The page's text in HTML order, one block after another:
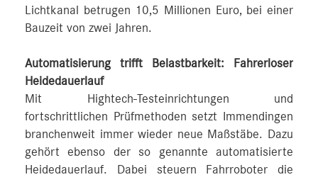
Lichtkanal betrugen 10,5 Millionen Euro, bei einer
Bauzeit von zwei Jahren.
Automatisierung trifft Belastbarkeit: Fahrerloser
Heidedauerlauf
Mit Hightech-Testeinrichtungen und
fortschrittlichen Prüfmethoden setzt Immendingen
branchenweit immer wieder neue Maßstäbe. Dazu
gehört ebenso der so genannte automatisierte
Heidedauerlauf. Dabei steuern Fahrroboter die